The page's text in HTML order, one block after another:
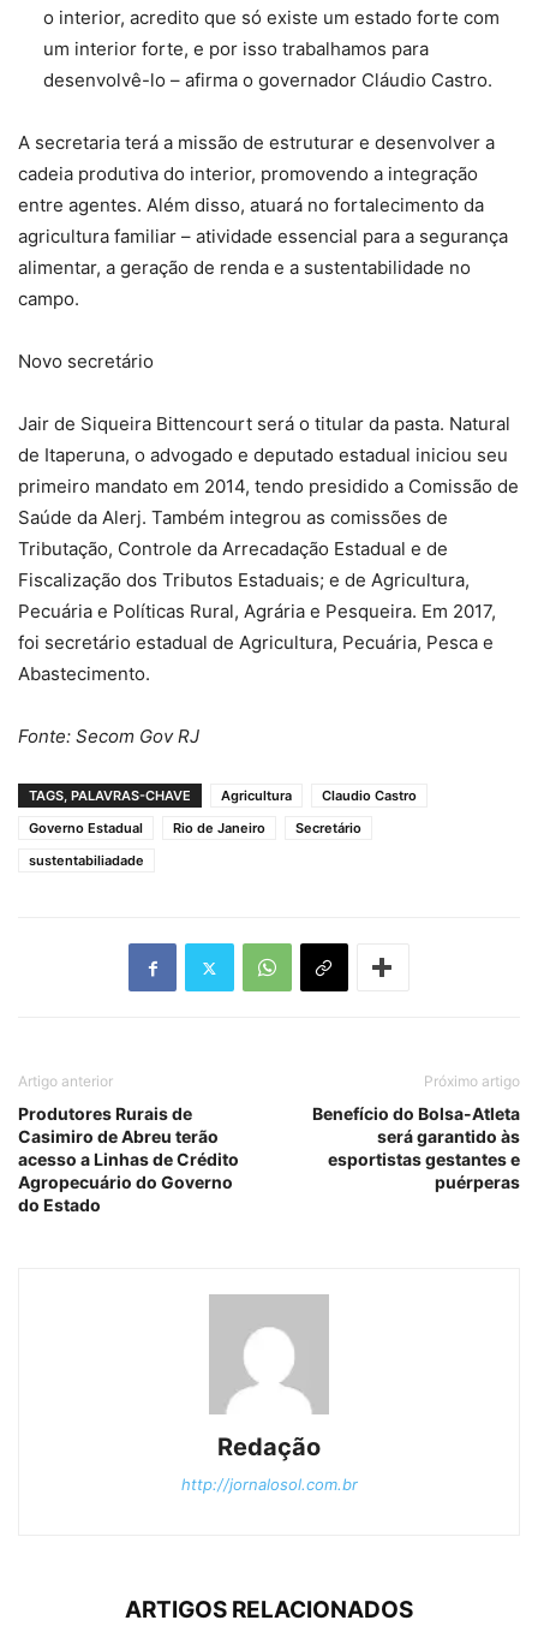
o interior, acredito que só existe um estado forte com
um interior forte, e por isso trabalhamos para
desenvolvê-lo – afirma o governador Cláudio Castro.
A secretaria terá a missão de estruturar e desenvolver a
cadeia produtiva do interior, promovendo a integração
entre agentes. Além disso, atuará no fortalecimento da
agricultura familiar – atividade essencial para a segurança
alimentar, a geração de renda e a sustentabilidade no
campo.
Novo secretário
Jair de Siqueira Bittencourt será o titular da pasta. Natural
de Itaperuna, o advogado e deputado estadual iniciou seu
primeiro mandato em 2014, tendo presidido a Comissão de
Saúde da Alerj. Também integrou as comissões de
Tributação, Controle da Arrecadação Estadual e de
Fiscalização dos Tributos Estaduais; e de Agricultura,
Pecuária e Políticas Rural, Agrária e Pesqueira. Em 2017,
foi secretário estadual de Agricultura, Pecuária, Pesca e
Abastecimento.
Fonte: Secom Gov RJ
TAGS, PALAVRAS-CHAVE Agricultura
Claudio Castro
Governo Estadual
Rio de Janeiro
Secretário
sustentabiliadade
Artigo anterior
Produtores Rurais de
Casimiro de Abreu terão
acesso a Linhas de Crédito
Agropecuário do Governo
do Estado
Próximo artigo
Benefício do Bolsa-Atleta
será garantido às
esportistas gestantes e
puérperas
Redação
http://jornalosol.com.br
ARTIGOS RELACIONADOS